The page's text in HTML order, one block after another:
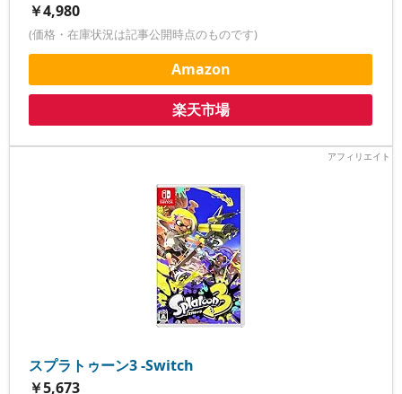
￥4,980
(価格・在庫状況は記事公開時点のものです)
Amazon
楽天市場
スプラトゥーン3 -Switch
￥5,673